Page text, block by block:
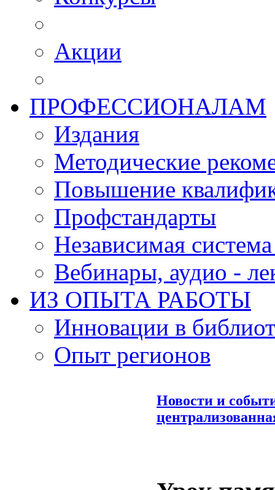
Акции
ПРОФЕССИОНАЛАМ
Издания
Методические
Повышение
Профстандарты
Независимая
Вебинары, аудио -
ИЗ ОПЫТА РАБОТЫ
Инновации в
Опыт регионов
Новости и